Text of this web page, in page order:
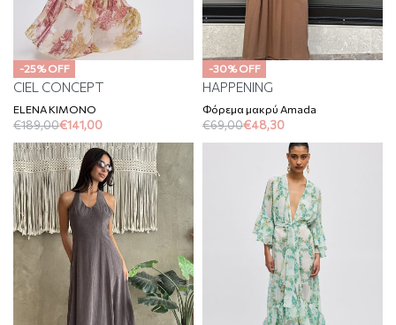
-25% OFF
CIEL CONCEPT
ELENA KIMONO
€189,00€141,00
-30% OFF
HAPPENING
Φόρεμα μακρύ Amada
€69,00€48,30